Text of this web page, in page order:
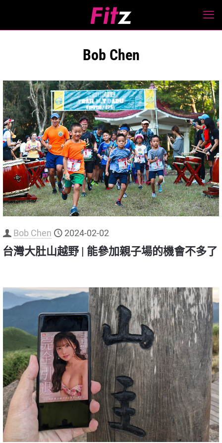
Bob Chen
Bob Chen 2024-02-02
台灣大肚山越野 | 能參加親子場的機會不多了